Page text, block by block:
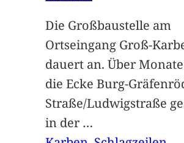
Die Großbaustelle am
Ortseingang Groß-
dauert an. Über
die Ecke Burg-
Straße/Ludwigstraße
in der …